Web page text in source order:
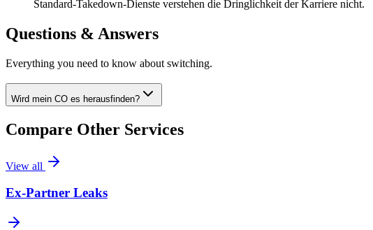
Standard-Takedown-Dienste verstehen die Dringlichkeit der Karriere nicht.
Questions & Answers
Everything you need to know about switching.
Wird mein CO es herausfinden?
Compare Other Services
View all
Ex-Partner Leaks